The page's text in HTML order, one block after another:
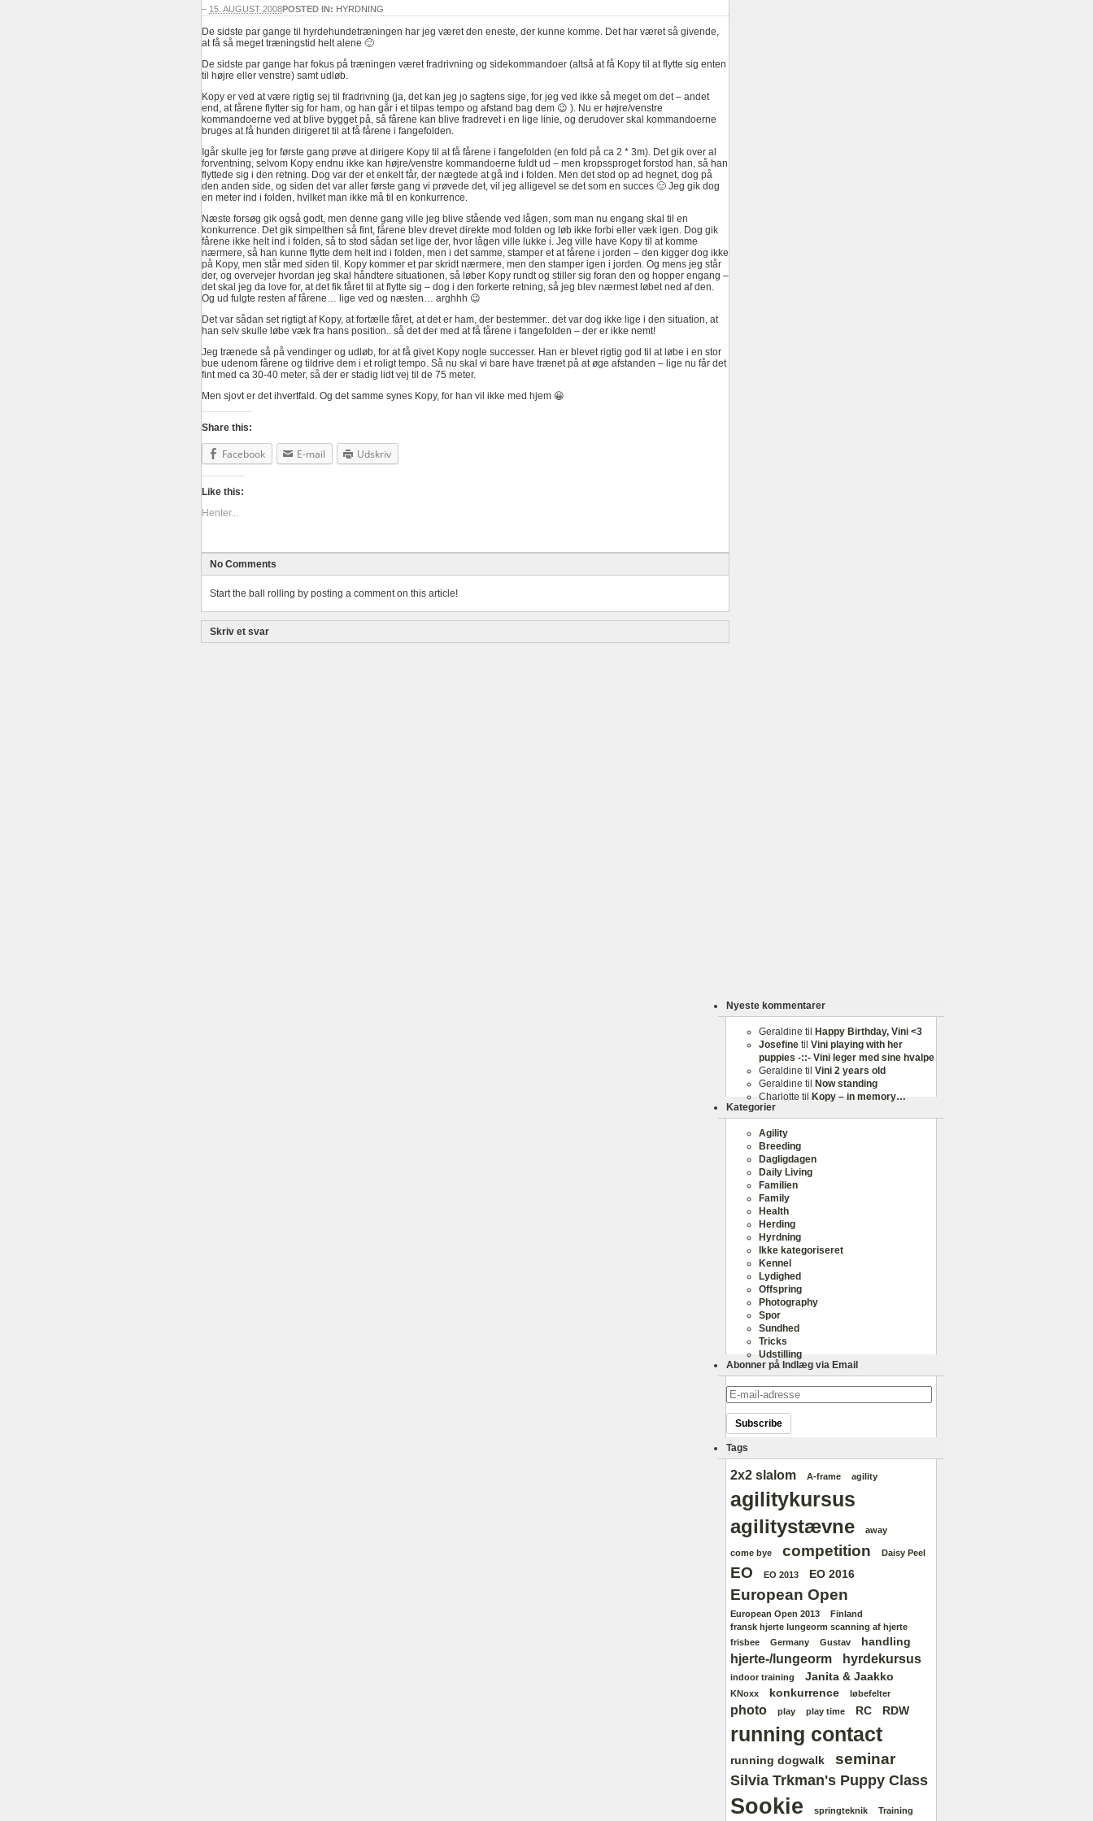
– 15. AUGUST 2008POSTED IN: HYRDNING
De sidste par gange til hyrdehundetræningen har jeg været den eneste, der kunne komme. Det har været så givende,
at få så meget træningstid helt alene 🙂
De sidste par gange har fokus på træningen været fradrivning og sidekommandoer (altså at få Kopy til at flytte sig enten
til højre eller venstre) samt udløb.
Kopy er ved at være rigtig sej til fradrivning (ja, det kan jeg jo sagtens sige, for jeg ved ikke så meget om det – andet
end, at fårene flytter sig for ham, og han går i et tilpas tempo og afstand bag dem 😉 ). Nu er højre/venstre
kommandoerne ved at blive bygget på, så fårene kan blive fradrevet i en lige linie, og derudover skal kommandoerne
bruges at få hunden dirigeret til at få fårene i fangefolden.
Igår skulle jeg for første gang prøve at dirigere Kopy til at få fårene i fangefolden (en fold på ca 2 * 3m). Det gik over al
forventning, selvom Kopy endnu ikke kan højre/venstre kommandoerne fuldt ud – men kropssproget forstod han, så han
flyttede sig i den retning. Dog var der et enkelt får, der nægtede at gå ind i folden. Men det stod op ad hegnet, dog på
den anden side, og siden det var aller første gang vi prøvede det, vil jeg alligevel se det som en succes 🙂 Jeg gik dog
en meter ind i folden, hvilket man ikke må til en konkurrence.
Næste forsøg gik også godt, men denne gang ville jeg blive stående ved lågen, som man nu engang skal til en
konkurrence. Det gik simpelthen så fint, fårene blev drevet direkte mod folden og løb ikke forbi eller væk igen. Dog gik
fårene ikke helt ind i folden, så to stod sådan set lige der, hvor lågen ville lukke i. Jeg ville have Kopy til at komme
nærmere, så han kunne flytte dem helt ind i folden, men i det samme, stamper et at fårene i jorden – den kigger dog ikke
på Kopy, men står med siden til. Kopy kommer et par skridt nærmere, men den stamper igen i jorden. Og mens jeg står
der, og overvejer hvordan jeg skal håndtere situationen, så løber Kopy rundt og stiller sig foran den og hopper engang –
det skal jeg da love for, at det fik fåret til at flytte sig – dog i den forkerte retning, så jeg blev nærmest løbet ned af den.
Og ud fulgte resten af fårene… lige ved og næsten… arghhh 😉
Det var sådan set rigtigt af Kopy, at fortælle fåret, at det er ham, der bestemmer.. det var dog ikke lige i den situation, at
han selv skulle løbe væk fra hans position.. så det der med at få fårene i fangefolden – der er ikke nemt!
Jeg trænede så på vendinger og udløb, for at få givet Kopy nogle successer. Han er blevet rigtig god til at løbe i en stor
bue udenom fårene og tildrive dem i et roligt tempo. Så nu skal vi bare have trænet på at øge afstanden – lige nu får det
fint med ca 30-40 meter, så der er stadig lidt vej til de 75 meter.
Men sjovt er det ihvertfald. Og det samme synes Kopy, for han vil ikke med hjem 😀
Share this:
Facebook E-mail Udskriv
Like this:
Henter...
No Comments
Start the ball rolling by posting a comment on this article!
Skriv et svar
Nyeste kommentarer
Geraldine til Happy Birthday, Vini <3
Josefine til Vini playing with her
puppies -::- Vini leger med sine hvalpe
Geraldine til Vini 2 years old
Geraldine til Now standing
Charlotte til Kopy – in memory…
Kategorier
Agility
Breeding
Dagligdagen
Daily Living
Familien
Family
Health
Herding
Hyrdning
Ikke kategoriseret
Kennel
Lydighed
Offspring
Photography
Spor
Sundhed
Tricks
Udstilling
Abonner på Indlæg via Email
E-
mail-
adresse
Tags
2x2 slalom A-frame agility
agilitykursus
agilitystævne away
come bye competition Daisy Peel
EO EO 2013 EO 2016
European Open
European Open 2013
Finland
fransk hjerte lungeorm scanning af hjerte
frisbee
Germany Gustav handling
hjerte-/lungeorm hyrdekursus
indoor training Janita & Jaakko
KNoxx konkurrence løbefelter
photo play play time RC RDW
running contact
running dogwalk seminar
Silvia Trkman's Puppy Class
Sookie springteknik Training